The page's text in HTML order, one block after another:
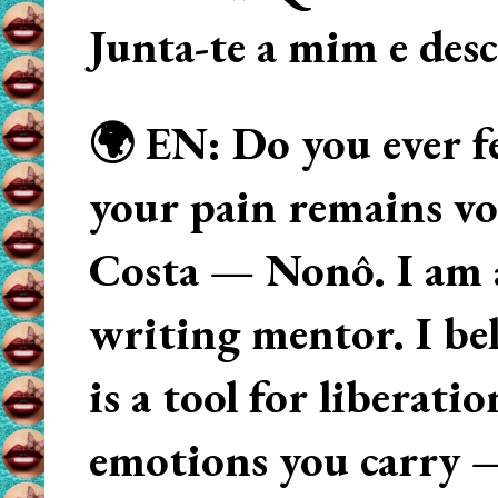
Junta-te a mim e
🌍 EN: Do you ever
your pain remains
Costa — Nonô. I am
writing mentor. I
is a tool for
emotions you carry